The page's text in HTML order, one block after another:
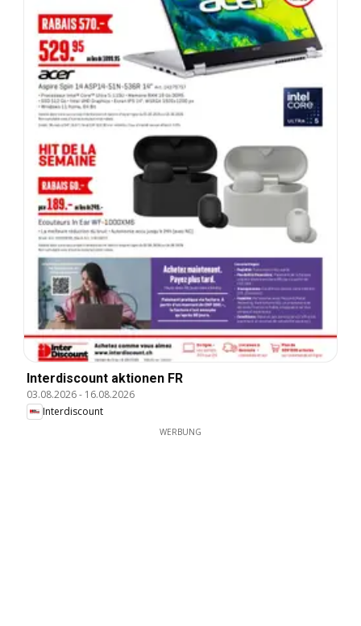
Interdiscount aktionen FR
03.08.2026- 16.08.2026
Interdiscount
WERBUNG